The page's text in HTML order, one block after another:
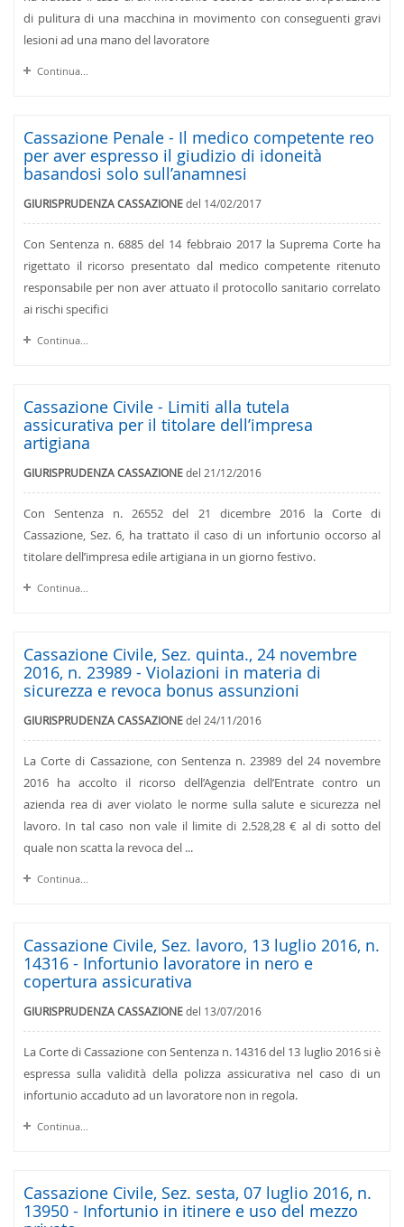
di pulitura di una macchina in movimento con conseguenti gravi
lesioni ad una mano del lavoratore
Continua...
Cassazione Penale - Il medico competente reo
per aver espresso il giudizio di idoneità
basandosi solo sull’anamnesi
GIURISPRUDENZA CASSAZIONEdel 14/02/2017
Con Sentenza n. 6885 del 14 febbraio 2017 la Suprema Corte ha
rigettato il ricorso presentato dal medico competente ritenuto
responsabile per non aver attuato il protocollo sanitario correlato
ai rischi specifici
Continua...
Cassazione Civile - Limiti alla tutela
assicurativa per il titolare dell’impresa
artigiana
GIURISPRUDENZA CASSAZIONEdel 21/12/2016
Con Sentenza n. 26552 del 21 dicembre 2016 la Corte di
Cassazione, Sez. 6, ha trattato il caso di un infortunio occorso al
titolare dell’impresa edile artigiana in un giorno festivo.
Continua...
Cassazione Civile, Sez. quinta., 24 novembre
2016, n. 23989 - Violazioni in materia di
sicurezza e revoca bonus assunzioni
GIURISPRUDENZA CASSAZIONEdel 24/11/2016
La Corte di Cassazione, con Sentenza n. 23989 del 24 novembre
2016 ha accolto il ricorso dell’Agenzia dell’Entrate contro un
azienda rea di aver violato le norme sulla salute e sicurezza nel
lavoro. In tal caso non vale il limite di 2.528,28 € al di sotto del
quale non scatta la revoca del ...
Continua...
Cassazione Civile, Sez. lavoro, 13 luglio 2016, n.
14316 - Infortunio lavoratore in nero e
copertura assicurativa
GIURISPRUDENZA CASSAZIONEdel 13/07/2016
La Corte di Cassazione con Sentenza n. 14316 del 13 luglio 2016 si è
espressa sulla validità della polizza assicurativa nel caso di un
infortunio accaduto ad un lavoratore non in regola.
Continua...
Cassazione Civile, Sez. sesta, 07 luglio 2016, n.
13950 - Infortunio in itinere e uso del mezzo